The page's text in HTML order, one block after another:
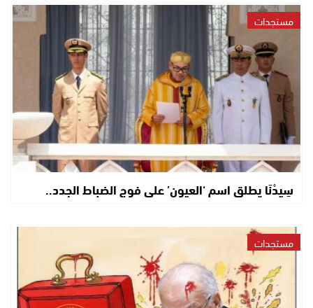
مستجدات
سِيدْنَا يطلق اسم ‘العيون’ على فوج الضباط الجدد..
مستجدات